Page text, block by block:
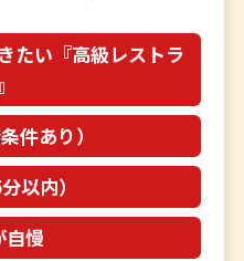
たい『高級レストラ
件あり）
以内）
自慢